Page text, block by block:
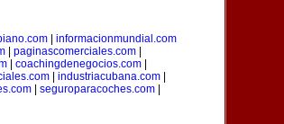
informacionmundial.com
| paginascomerciales.com|
| coachingdenegocios.com|
industriacubana.com
seguroparacoches.com